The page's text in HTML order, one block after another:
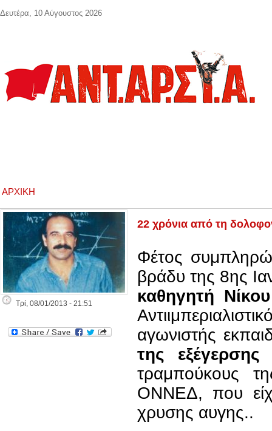
ΑΡΧΙΚΉ
Τρί, 08/01/2013 - 21:51
22 χρόνια από τη
Φέτος
βράδυ της 8ης
καθηγητή
αγωνιστής
της εξέγερσης
τραμπούκους
ΟΝΝΕΔ, που
χρυσης αυγης..
Δευτέρα, 10 Αύγουστος 2026